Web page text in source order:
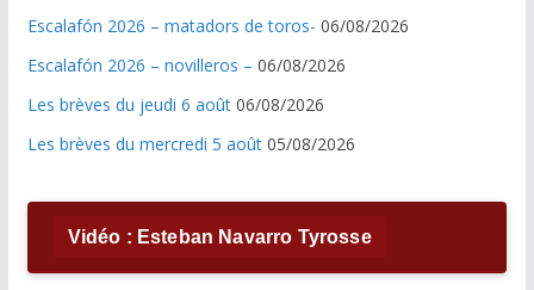
Escalafón 2026 – matadors de toros- 06/08/2026
Escalafón 2026 – novilleros – 06/08/2026
Les brèves du jeudi 6 août 06/08/2026
Les brèves du mercredi 5 août 05/08/2026
Vidéo : Esteban Navarro Tyrosse